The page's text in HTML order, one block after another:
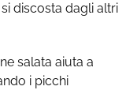
discosta dagli altri
salata aiuta a
i picchi